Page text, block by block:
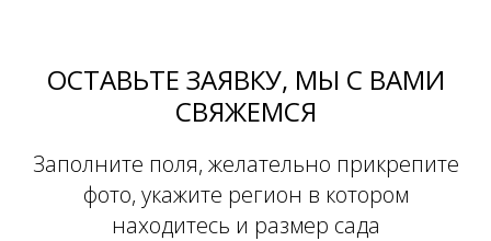
ОСТАВЬТЕ ЗАЯВКУ, МЫ С ВАМИ
СВЯЖЕМСЯ
Заполните поля, желательно прикрепите
фото, укажите регион в котором
находитесь и размер сада